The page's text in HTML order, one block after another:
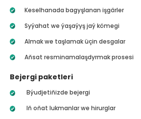
Keselhanada bagyşlanan işgärler
Syýahat we ýaşaýyş jaý kömegi
Almak we taşlamak üçin desgalar
Aňsat resminamalaşdyrmak prosesi
Bejergi paketleri
Býudjetiňizde bejergi
Iň oňat lukmanlar we hirurglar